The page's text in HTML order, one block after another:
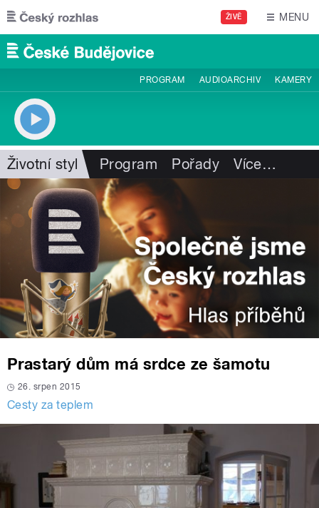
Přejít k hlavnímu obsahu
ŽIVĚ MENU
PROGRAM AUDIOARCHIV KAMERY
Životní styl Program Pořady Více…
Prastarý dům má srdce ze šamotu
26. srpen 2015
Cesty za teplem